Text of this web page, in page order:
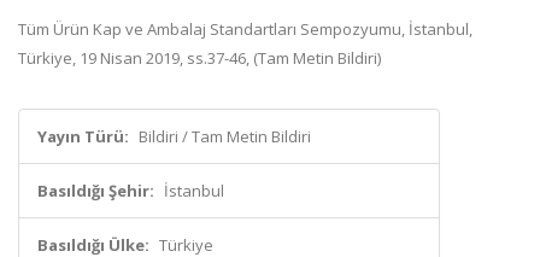
Tüm Ürün Kap ve Ambalaj Standartları Sempozyumu, İstanbul,
Türkiye, 19 Nisan 2019, ss.37-46, (Tam Metin Bildiri)
Yayın Türü: Bildiri / Tam Metin Bildiri
Basıldığı Şehir: İstanbul
Basıldığı Ülke: Türkiye